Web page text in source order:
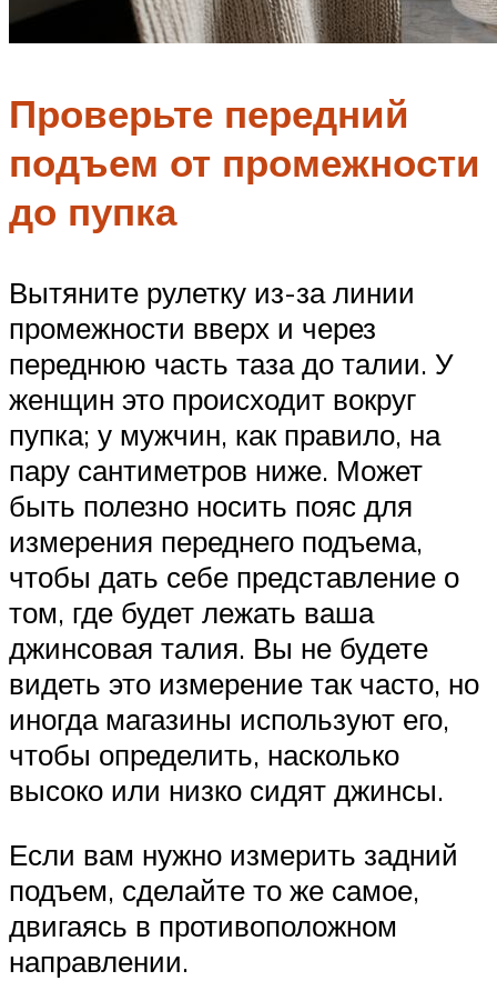
Проверьте передний
подъем от промежности
до пупка
Вытяните рулетку из-за линии
промежности вверх и через
переднюю часть таза до талии. У
женщин это происходит вокруг
пупка; у мужчин, как правило, на
пару сантиметров ниже. Может
быть полезно носить пояс для
измерения переднего подъема,
чтобы дать себе представление о
том, где будет лежать ваша
джинсовая талия. Вы не будете
видеть это измерение так часто, но
иногда магазины используют его,
чтобы определить, насколько
высоко или низко сидят джинсы.
Если вам нужно измерить задний
подъем, сделайте то же самое,
двигаясь в противоположном
направлении.